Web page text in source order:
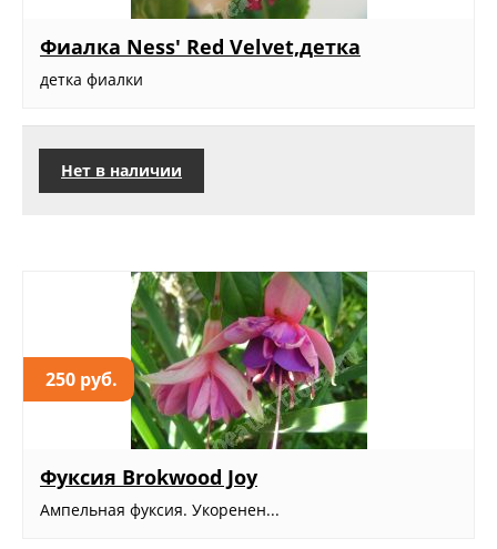
Фиалка Ness' Red Velvet,детка
детка фиалки
Нет в наличии
250 руб.
Фуксия Brokwood Joy
Ампельная фуксия. Укоренен...